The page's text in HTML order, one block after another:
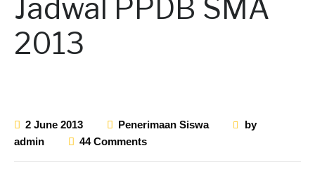
Jadwal PPDB SMA
2013
2 June 2013 Penerimaan Siswa
by
admin
44 Comments